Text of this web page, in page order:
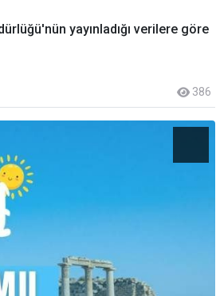
yayınladığı verilere göre
386